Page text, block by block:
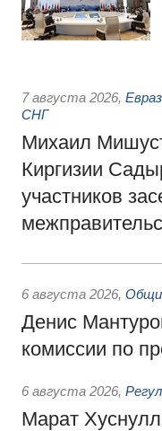
7 августа 2026,
СНГ
Михаил
Киргизии
участников
6 августа 2026,
Денис
комиссии по
6 августа 2026,
Марат